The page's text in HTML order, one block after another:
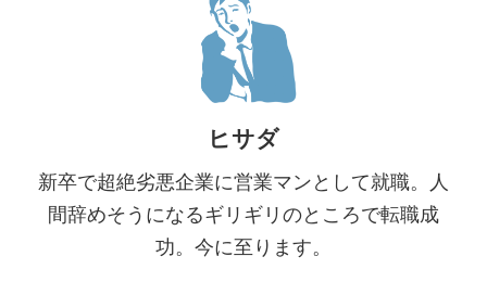
ヒサダ
新卒で超絶劣悪企業に営業マンとして就職。人
間辞めそうになるギリギリのところで転職成
功。今に至ります。